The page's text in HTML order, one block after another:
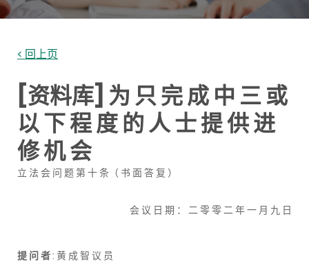
< 回上页
[资料库] 为 只 完 成 中 三 或
以 下 程 度 的 人 士 提 供 进
修 机 会
立 法 会 问 题 第 十 条（ 书 面 答 复 ）
会 议 日 期 ： 二 零 零 二 年 一 月 九 日
提 问 者: 黄 成 智 议 员